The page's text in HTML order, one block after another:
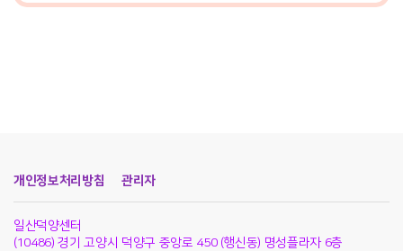
개인정보처리방침 관리자
일산덕양센터
(10486) 경기 고양시 덕양구 중앙로 450 (행신동) 명성플라자 6층